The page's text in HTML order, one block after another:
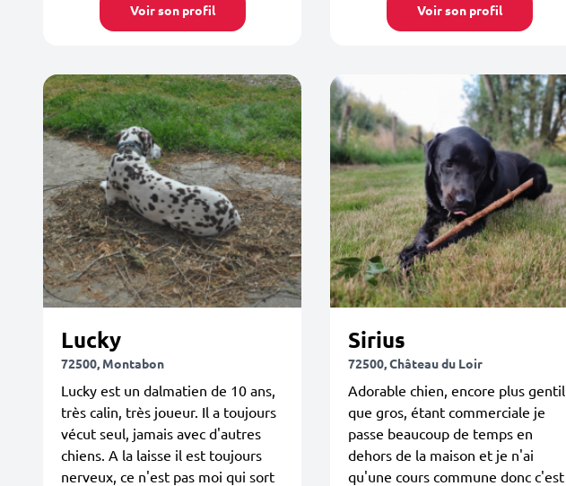
Voir son profil Voir son profil
Lucky
72500, Montabon
Lucky est un dalmatien de 10 ans,
très calin, très joueur. Il a toujours
vécut seul, jamais avec d'autres
chiens. A la laisse il est toujours
nerveux, ce n'est pas moi qui sort
Sirius
72500, Château du Loir
Adorable chien, encore plus gentil
que gros, étant commerciale je
passe beaucoup de temps en
dehors de la maison et je n'ai
qu'une cours commune donc c'est